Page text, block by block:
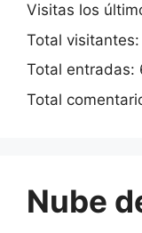
Visitas los
Total visitantes:
Total entradas:
Total
Nube